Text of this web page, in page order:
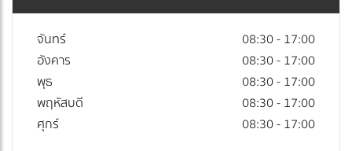
จันทร์
08:30 - 17:00
อังคาร
08:30 - 17:00
พุธ
08:30 - 17:00
พฤหัสบดี
08:30 - 17:00
ศุกร์
08:30 - 17:00